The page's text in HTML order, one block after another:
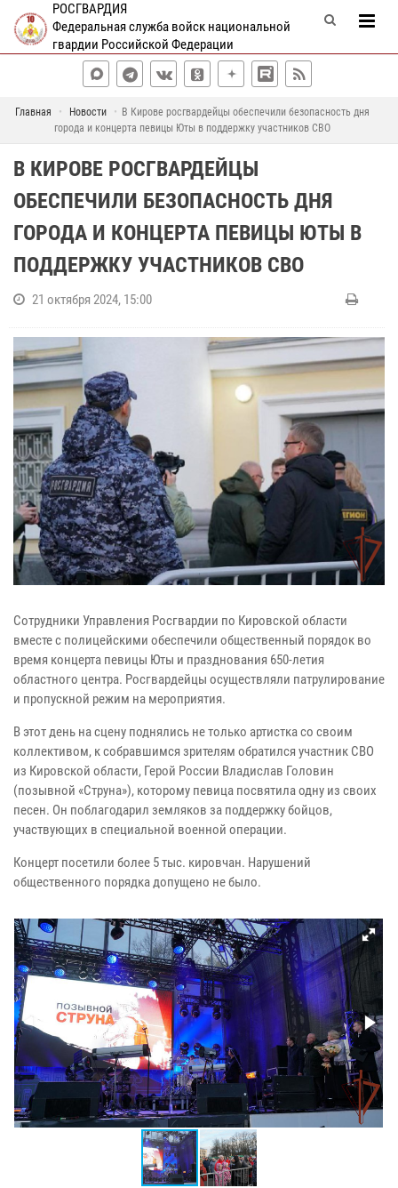
РОСГВАРДИЯ
Федеральная служба войск национальной
гвардии Российской Федерации
Главная Новости
В Кирове росгвардейцы обеспечили безопасность дня
города и концерта певицы Юты в поддержку участников СВО
В КИРОВЕ РОСГВАРДЕЙЦЫ
ОБЕСПЕЧИЛИ БЕЗОПАСНОСТЬ ДНЯ
ГОРОДА И КОНЦЕРТА ПЕВИЦЫ ЮТЫ В
ПОДДЕРЖКУ УЧАСТНИКОВ СВО
21 октября 2024, 15:00
Сотрудники Управления Росгвардии по Кировской области
вместе с полицейскими обеспечили общественный порядок во
время концерта певицы Юты и празднования 650-летия
областного центра. Росгвардейцы осуществляли патрулирование
и пропускной режим на мероприятия.
В этот день на сцену поднялись не только артистка со своим
коллективом, к собравшимся зрителям обратился участник СВО
из Кировской области, Герой России Владислав Головин
(позывной «Струна»), которому певица посвятила одну из своих
песен. Он поблагодарил земляков за поддержку бойцов,
участвующих в специальной военной операции.
Концерт посетили более 5 тыс. кировчан. Нарушений
общественного порядка допущено не было.